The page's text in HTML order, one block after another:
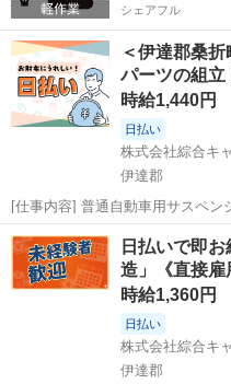
シェアフル
＜伊達郡桑
パーツの組
時給1,440円
日払い
株式会社綜合キ
伊達郡
[仕事内容] 普通自動車用サスペン
溶接オペレーター、 塗装オペレー
＋お仕事探しはコンシェルスタッフにおまか
しをしっかりサポート...
福島 伊達郡 工場
日払いで即
造」《直接
時給1,360円
日払い
株式会社綜合キ
伊達郡